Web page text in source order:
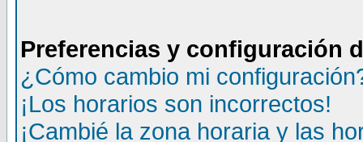
Preferencias y configuración
¿Cómo cambio mi
¡Los horarios son incorrectos!
¡Cambié la zona horaria y las